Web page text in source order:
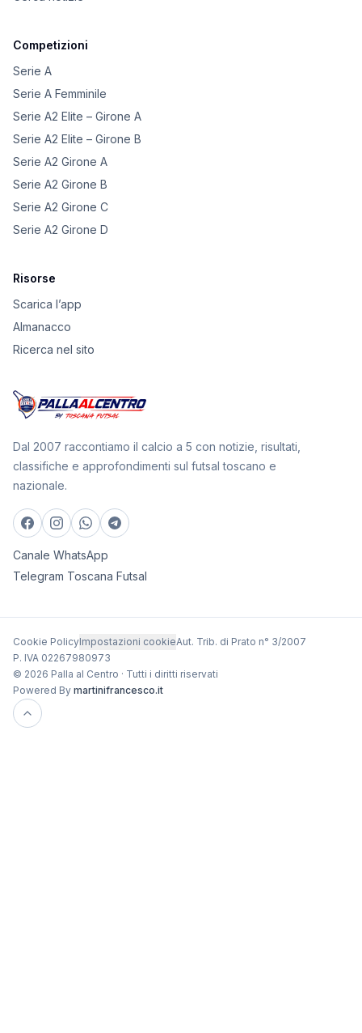
Competizioni
Serie A
Serie A Femminile
Serie A2 Elite – Girone A
Serie A2 Elite – Girone B
Serie A2 Girone A
Serie A2 Girone B
Serie A2 Girone C
Serie A2 Girone D
Risorse
Scarica l’app
Almanacco
Ricerca nel sito
Dal 2007 raccontiamo il calcio a 5 con notizie, risultati,
classifiche e approfondimenti sul futsal toscano e
nazionale.
Canale WhatsApp
Telegram Toscana Futsal
Cookie PolicyImpostazioni cookieAut. Trib. di Prato n° 3/2007
P. IVA 02267980973
© 2026 Palla al Centro · Tutti i diritti riservati
Powered By martinifrancesco.it